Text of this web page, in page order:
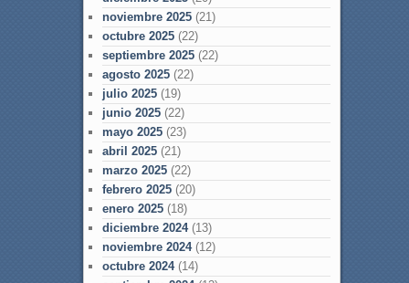
noviembre 2025(21)
octubre 2025(22)
septiembre 2025(22)
agosto 2025(22)
julio 2025(19)
junio 2025(22)
mayo 2025(23)
abril 2025(21)
marzo 2025(22)
febrero 2025(20)
enero 2025(18)
diciembre 2024(13)
noviembre 2024(12)
octubre 2024(14)